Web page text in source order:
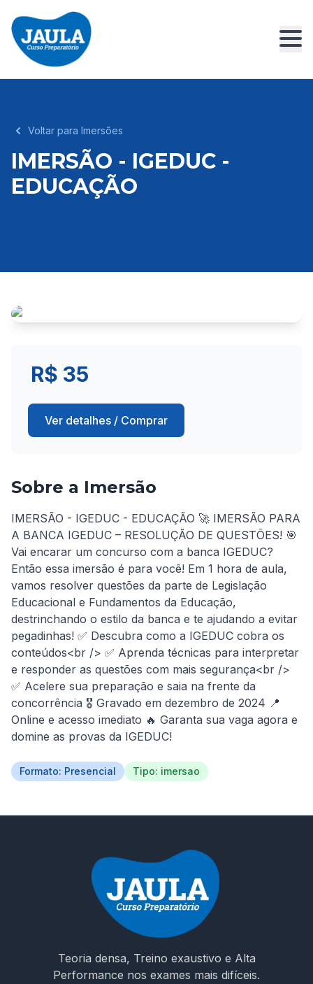
Voltar para Imersões
IMERSÃO - IGEDUC -
EDUCAÇÃO
R$ 35
Ver detalhes / Comprar
Sobre a Imersão
IMERSÃO - IGEDUC - EDUCAÇÃO 🚀 IMERSÃO PARA
A BANCA IGEDUC – RESOLUÇÃO DE QUESTÕES! 🎯
Vai encarar um concurso com a banca IGEDUC?
Então essa imersão é para você! Em 1 hora de aula,
vamos resolver questões da parte de Legislação
Educacional e Fundamentos da Educação,
destrinchando o estilo da banca e te ajudando a evitar
pegadinhas! ✅ Descubra como a IGEDUC cobra os
conteúdos<br /> ✅ Aprenda técnicas para interpretar
e responder as questões com mais segurança<br />
✅ Acelere sua preparação e saia na frente da
concorrência 🎖️ Gravado em dezembro de 2024 📍
Online e acesso imediato 🔥 Garanta sua vaga agora e
domine as provas da IGEDUC!
Formato: Presencial Tipo: imersao
Teoria densa, Treino exaustivo e Alta
Performance nos exames mais difíceis.